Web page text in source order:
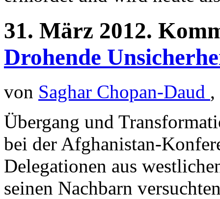
31. März 2012.
Drohende
von Saghar Chopan-Daud ,
Übergang und
bei der Afghanistan-
Delegationen aus
seinen Nachbarn